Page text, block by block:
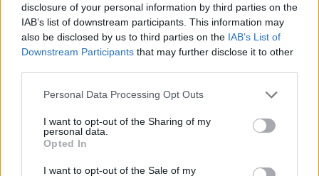
disclosure of your personal information by third parties on the
IAB’s list of downstream participants. This information may
also be disclosed by us to third parties on the IAB’s List of
Downstream Participants that may further disclose it to other
Please note that this website/app uses one or more Google
not limited to your visit or usage behaviour. You may click to
grant or deny consent to Google and its third-party tags to
use your data for below specified purposes in below Google
consent section.
Personal Data Processing Opt Outs
I want to opt-out of the Sharing of my
personal data.
Opted In
I want to opt-out of the Sale of my
Ο Lenny και η Zoe Kravitz
πρωταγωνιστούν σε μια… on the road
καμπάνια